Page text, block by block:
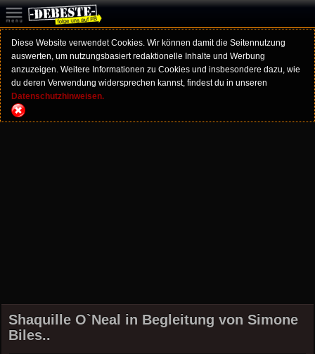
Diese Website verwendet Cookies. Wir können damit die Seitennutzung
auswerten, um nutzungsbasiert redaktionelle Inhalte und Werbung
anzuzeigen. Weitere Informationen zu Cookies und insbesondere dazu, wie
du deren Verwendung widersprechen kannst, findest du in unseren
Datenschutzhinweisen.
Shaquille O`Neal in Begleitung von Simone
Biles..